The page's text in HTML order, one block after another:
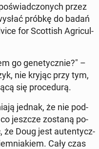
przez
próbkę do badań
for Scot­tish Agri­cul­
go ge­ne­tycz­nie?" –
nie kryjąc przy tym,
się pro­ce­du­rą.
jednak, że nie pod­
jeszcze zostaną po­
że Doug jest au­ten­tycz­
Cały czas